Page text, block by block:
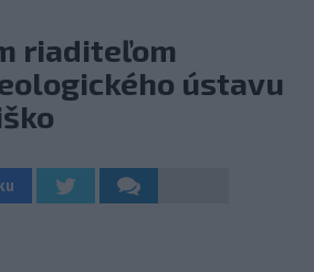
riaditeľom
ústavu